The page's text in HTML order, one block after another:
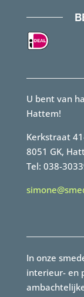
U bent van
Hattem!
Kerkstraat
8051 GK,
Tel: 038-
In onze
interieur- en